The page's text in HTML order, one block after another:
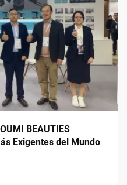
BEAUTIES
Exigentes del Mundo